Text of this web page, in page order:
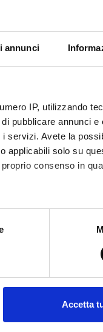
annunci
IP, utilizzando
pubblicare annunci e
servizi. Avete la
applicabili solo su
consenso in
di qualche metro,
Accetta